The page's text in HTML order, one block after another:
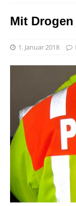
Mit
1. Januar 2018